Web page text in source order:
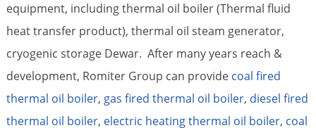
equipment, including thermal oil boiler (Thermal fluid
heat transfer product), thermal oil steam generator,
cryogenic storage Dewar. After many years reach &
development, Romiter Group can provide coal fired
thermal oil boiler, gas fired thermal oil boiler, diesel fired
thermal oil boiler, electric heating thermal oil boiler, coal